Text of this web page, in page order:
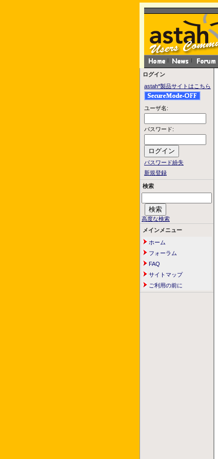
ログイン
astah*製品サイトはこちら
ユーザ名:
パスワード:
パスワード紛失
新規登録
検索
高度な検索
メインメニュー
ホーム
フォーラム
FAQ
サイトマップ
ご利用の前に